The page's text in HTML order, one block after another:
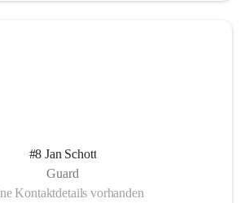
#8 Jan Schott
Guard
Kontaktdetails vorhanden